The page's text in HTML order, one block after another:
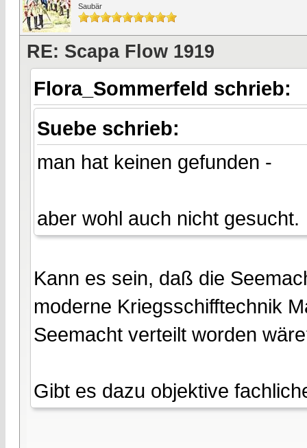
Saubär
RE: Scapa Flow 1919
Flora_Sommerfeld schrieb:
Suebe schrieb:
man hat keinen gefunden -
aber wohl auch nicht gesucht.
Kann es sein, daß die
moderne Kriegsschifftechnik
Seemacht verteilt worden
Gibt es dazu objektive